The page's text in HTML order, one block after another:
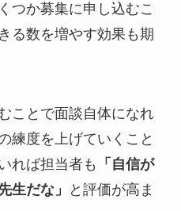
つか募集に申し込むこ
る数を増やす効果も期
ことで面談自体になれ
練度を上げていくこと
れば担当者も
「自信が
生だな」
と評価が高ま